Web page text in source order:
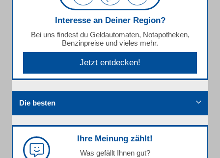
Interesse an Deiner Region?
Bei uns findest du Geldautomaten, Notapotheken,
Benzinpreise und vieles mehr.
Jetzt entdecken!
Die besten
Ihre Meinung zählt!
Was gefällt Ihnen gut?